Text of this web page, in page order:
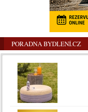
PORADNA BYDLENÍ.CZ